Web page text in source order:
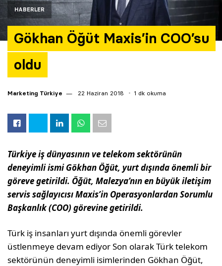
HABERLER
Gökhan Öğüt Maxis’in COO’su
oldu
Marketing Türkiye 22 Haziran 2018 1 dk okuma
Türkiye iş dünyasının ve telekom sektörünün
deneyimli ismi Gökhan Öğüt, yurt dışında önemli bir
göreve getirildi. Öğüt, Malezya’nın en büyük iletişim
servis sağlayıcısı Maxis’in Operasyonlardan Sorumlu
Başkanlık (COO) görevine getirildi.
Türk iş insanları yurt dışında önemli görevler
üstlenmeye devam ediyor Son olarak Türk telekom
sektörünün deneyimli isimlerinden Gökhan Öğüt,